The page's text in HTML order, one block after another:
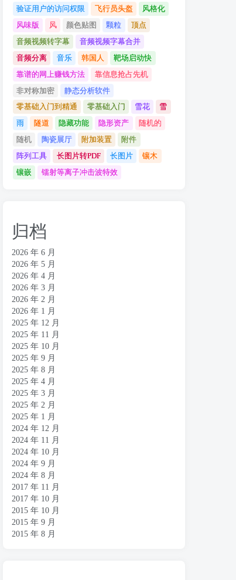
验证用户的访问权限
飞行员头盔
风格化
风味版
风 颜色贴图 颗粒
顶点
音频视频转字幕
音频视频字幕合并
音频分离
音乐 韩国人
靶场启动快
靠谱的网上赚钱方法
靠信息抢占先机
非对称加密
静态分析软件
零基础入门到精通
零基础入门 雪花
雪
雨
隧道 隐藏功能 隐形资产
随机的
随机
陶瓷展厅 附加装置
附件
阵列工具
长图片转PDF 长图片
镶木
镶嵌
镭射等离子冲击波特效
归档
2026 年 6 月
2026 年 5 月
2026 年 4 月
2026 年 3 月
2026 年 2 月
2026 年 1 月
2025 年 12 月
2025 年 11 月
2025 年 10 月
2025 年 9 月
2025 年 8 月
2025 年 4 月
2025 年 3 月
2025 年 2 月
2025 年 1 月
2024 年 12 月
2024 年 11 月
2024 年 10 月
2024 年 9 月
2024 年 8 月
2017 年 11 月
2017 年 10 月
2015 年 10 月
2015 年 9 月
2015 年 8 月